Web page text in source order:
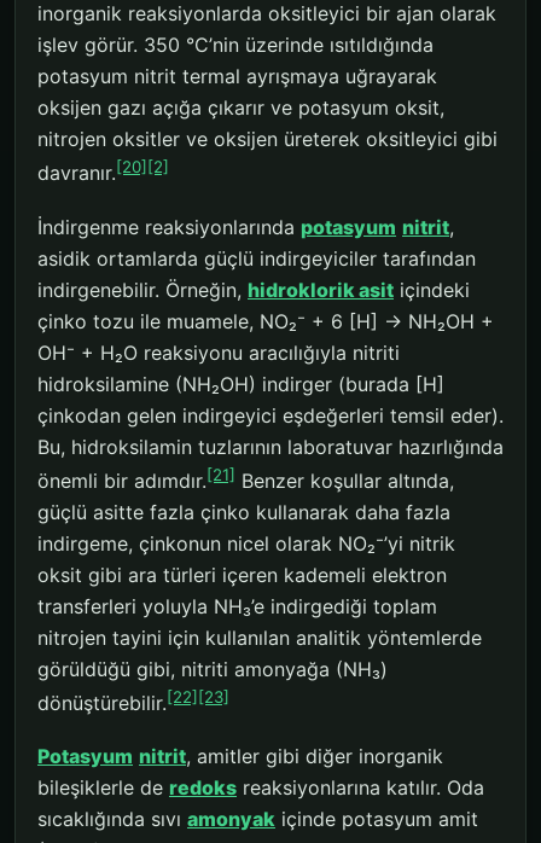
inorganik reaksiyonlarda oksitleyici bir ajan olarak
işlev görür. 350 °C’nin üzerinde ısıtıldığında
potasyum nitrit termal ayrışmaya uğrayarak
oksijen gazı açığa çıkarır ve potasyum oksit,
nitrojen oksitler ve oksijen üreterek oksitleyici gibi
davranır.[20] [2]
İndirgenme reaksiyonlarında potasyum nitrit,
asidik ortamlarda güçlü indirgeyiciler tarafından
indirgenebilir. Örneğin, hidroklorik asit içindeki
çinko tozu ile muamele, NO₂⁻ + 6 [H] → NH₂OH +
OH⁻ + H₂O reaksiyonu aracılığıyla nitriti
hidroksilamine (NH₂OH) indirger (burada [H]
çinkodan gelen indirgeyici eşdeğerleri temsil eder).
Bu, hidroksilamin tuzlarının laboratuvar hazırlığında
önemli bir adımdır.[21] Benzer koşullar altında,
güçlü asitte fazla çinko kullanarak daha fazla
indirgeme, çinkonun nicel olarak NO₂⁻’yi nitrik
oksit gibi ara türleri içeren kademeli elektron
transferleri yoluyla NH₃’e indirgediği toplam
nitrojen tayini için kullanılan analitik yöntemlerde
görüldüğü gibi, nitriti amonyağa (NH₃)
dönüştürebilir.[22] [23]
Potasyum nitrit, amitler gibi diğer inorganik
bileşiklerle de redoks reaksiyonlarına katılır. Oda
sıcaklığında sıvı amonyak içinde potasyum amit